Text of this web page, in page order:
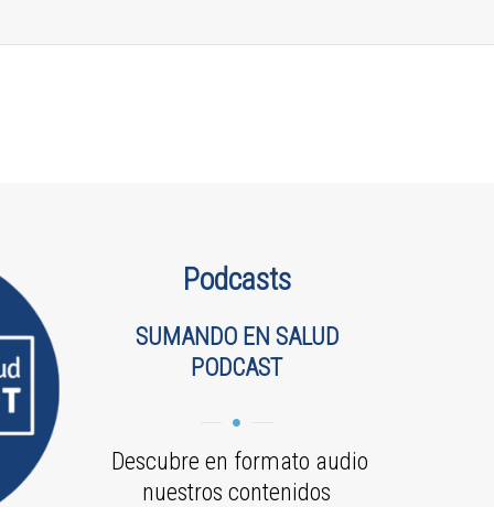
Podcasts
SUMANDO EN SALUD
PODCAST
Descubre en formato audio
nuestros contenidos